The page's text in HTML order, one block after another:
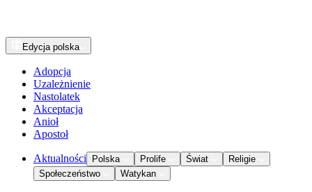
Edycja polska
Adopcja
Uzależnienie
Nastolatek
Akceptacja
Anioł
Apostoł
Aktualności Polska Prolife Świat
Religie
Społeczeństwo
Watykan